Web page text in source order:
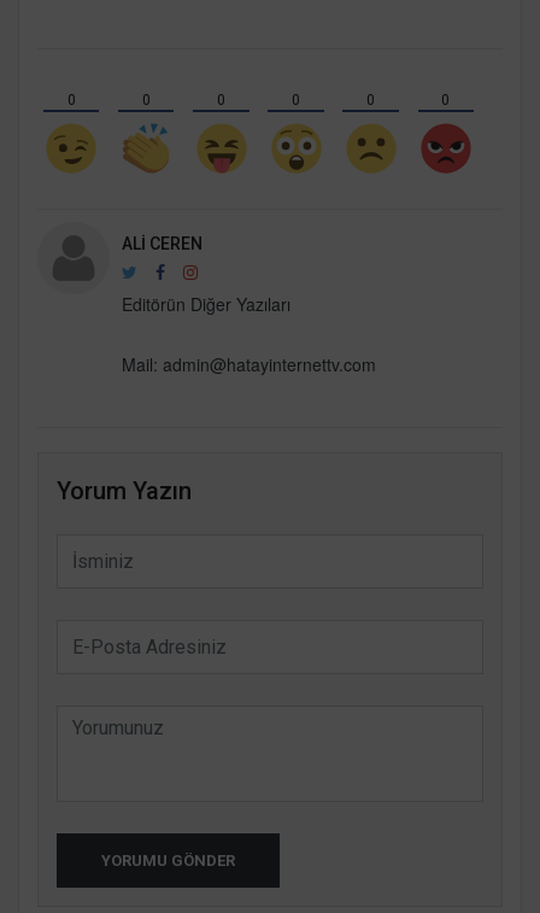
0 0 0 0 0 0
ALI CEREN
Editörün Diğer Yazıları
Mail: admin@hatayinternettv.com
Yorum Yazın
YORUMU GÖNDER